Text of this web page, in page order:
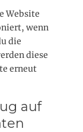
Website
wenn
die
diese
erneut
auf